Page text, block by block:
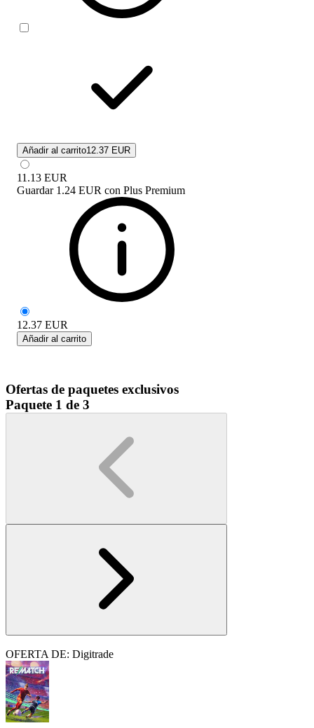
Añadir al carrito12.37 EUR
11.13 EUR
Guardar 1.24 EUR con Plus Premium
12.37 EUR
Añadir al carrito
Ofertas de paquetes exclusivos
Paquete 1 de 3
OFERTA DE: Digitrade